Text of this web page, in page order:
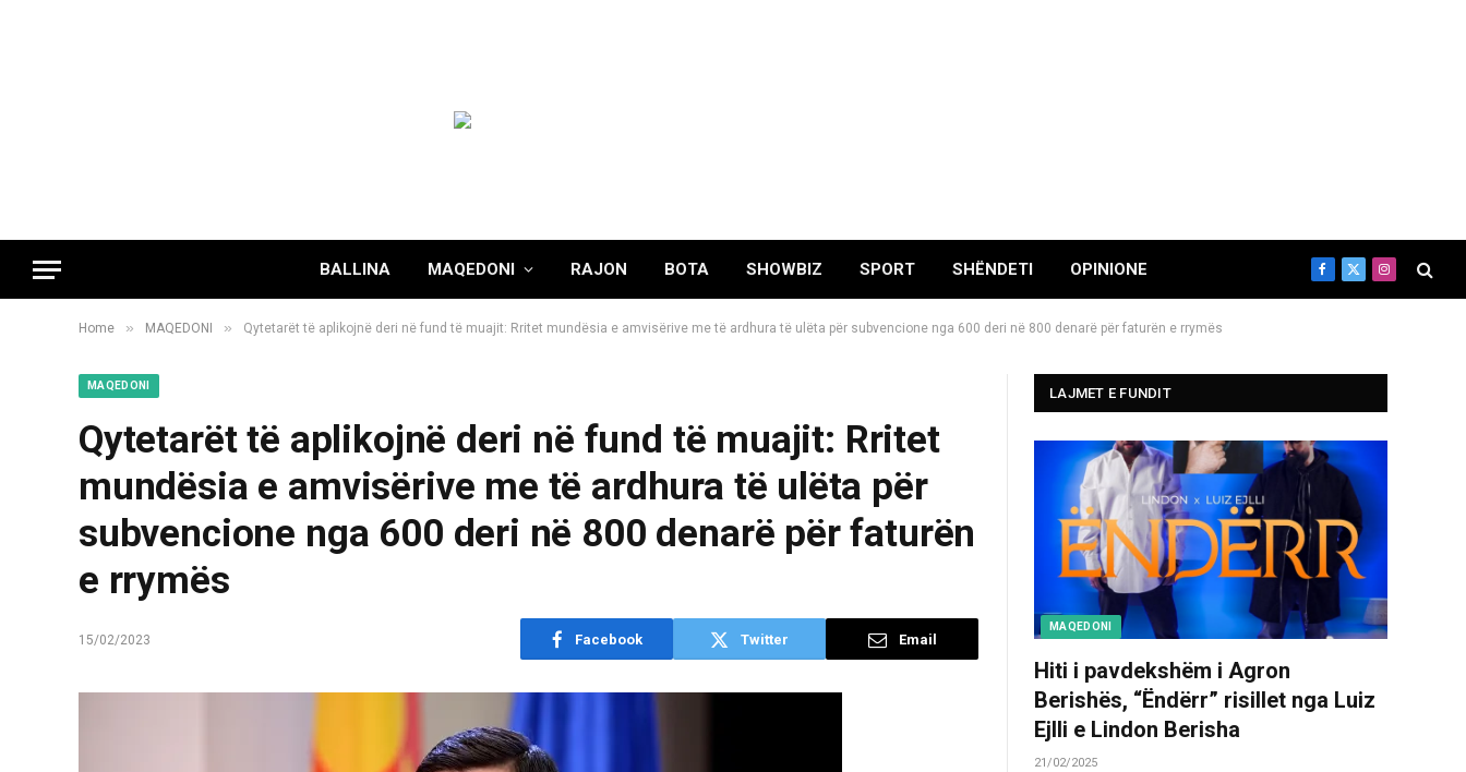
BALLINA MAQEDONI RAJON BOTA SHOWBIZ SPORT SHËNDETI OPINIONE Facebook
X
(Twitter)
Instagram
Home » MAQEDONI » Qytetarët të aplikojnë deri në fund të muajit: Rritet mundësia e amvisërive me të ardhura të ulëta për subvencione nga 600 deri në 800 denarë për faturën e rrymës
MAQEDONI
Qytetarët të aplikojnë deri në fund të muajit: Rritet
mundësia e amvisërive me të ardhura të ulëta për
subvencione nga 600 deri në 800 denarë për faturën
e rrymës
15/02/2023 Facebook Twitter Email
LAJMET E FUNDIT
MAQEDONI
Hiti i pavdekshëm i Agron
Berishës, “Ëndërr” risillet nga Luiz
Ejlli e Lindon Berisha
21/02/2025